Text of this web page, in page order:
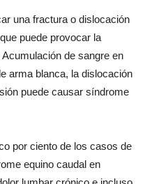
una fractura o dislocación
puede provocar la
de sangre en
arma blanca, la dislocación
puede causar síndrome
por ciento de los casos de
equino caudal en